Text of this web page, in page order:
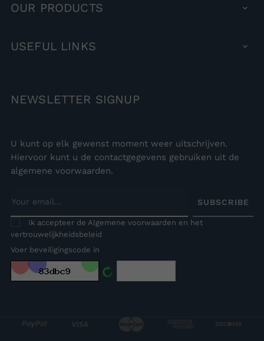
OUR PRODUCTS 
USEFULLINKS 
NEWSLETTER SIGNUP
U kunt op elk gewenst moment weer uitschrijven.
Hiervoor kunt u de contactgegevens gebruiken uit de
algemene voorwaarden.
SUBSCRIBE
Ik accepteer de Algemene voorwaarden en het
vertrouwelijkheidsbeleid
Voer beveiligingscode in